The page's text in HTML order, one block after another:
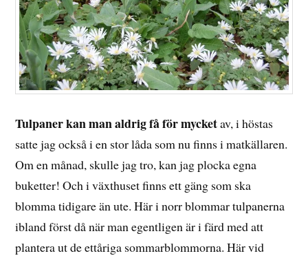
Tulpaner kan man aldrig få förmycketav, i höstas
satte jag också i en stor låda som nu finns i matkällaren.
Om en månad, skulle jag tro, kan jag plocka egna
buketter! Och i växthuset finns ett gäng som ska
blomma tidigare än ute. Här i norr blommar tulpanerna
ibland först då när man egentligen är i färd med att
plantera ut de ettåriga sommarblommorna. Här vid